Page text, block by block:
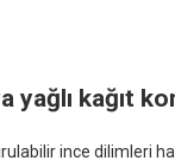
yağlı kağıt
ince dilimleri